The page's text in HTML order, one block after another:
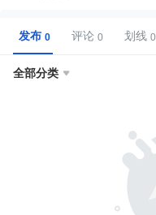
发布 评论 划线
全部分类 